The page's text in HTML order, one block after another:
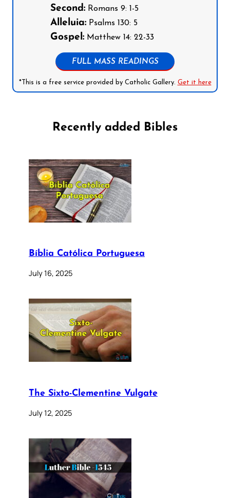
Second: Romans 9: 1-5
Alleluia: Psalms 130: 5
Gospel: Matthew 14: 22-33
FULL MASS READINGS
*This is a free service provided by Catholic Gallery. Get it here
Recently added Bibles
Bíblia Católica Portuguesa
July 16, 2025
The Sixto-Clementine Vulgate
July 12, 2025